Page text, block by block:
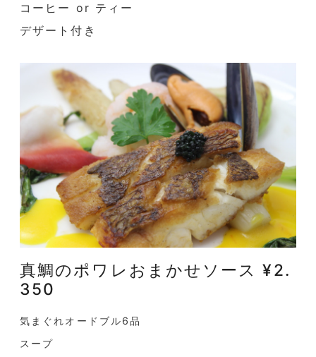
コーヒー or ティー
デザート付き
真鯛のポワレおまかせソース ¥2.
350
気まぐれオードブル6品
スープ